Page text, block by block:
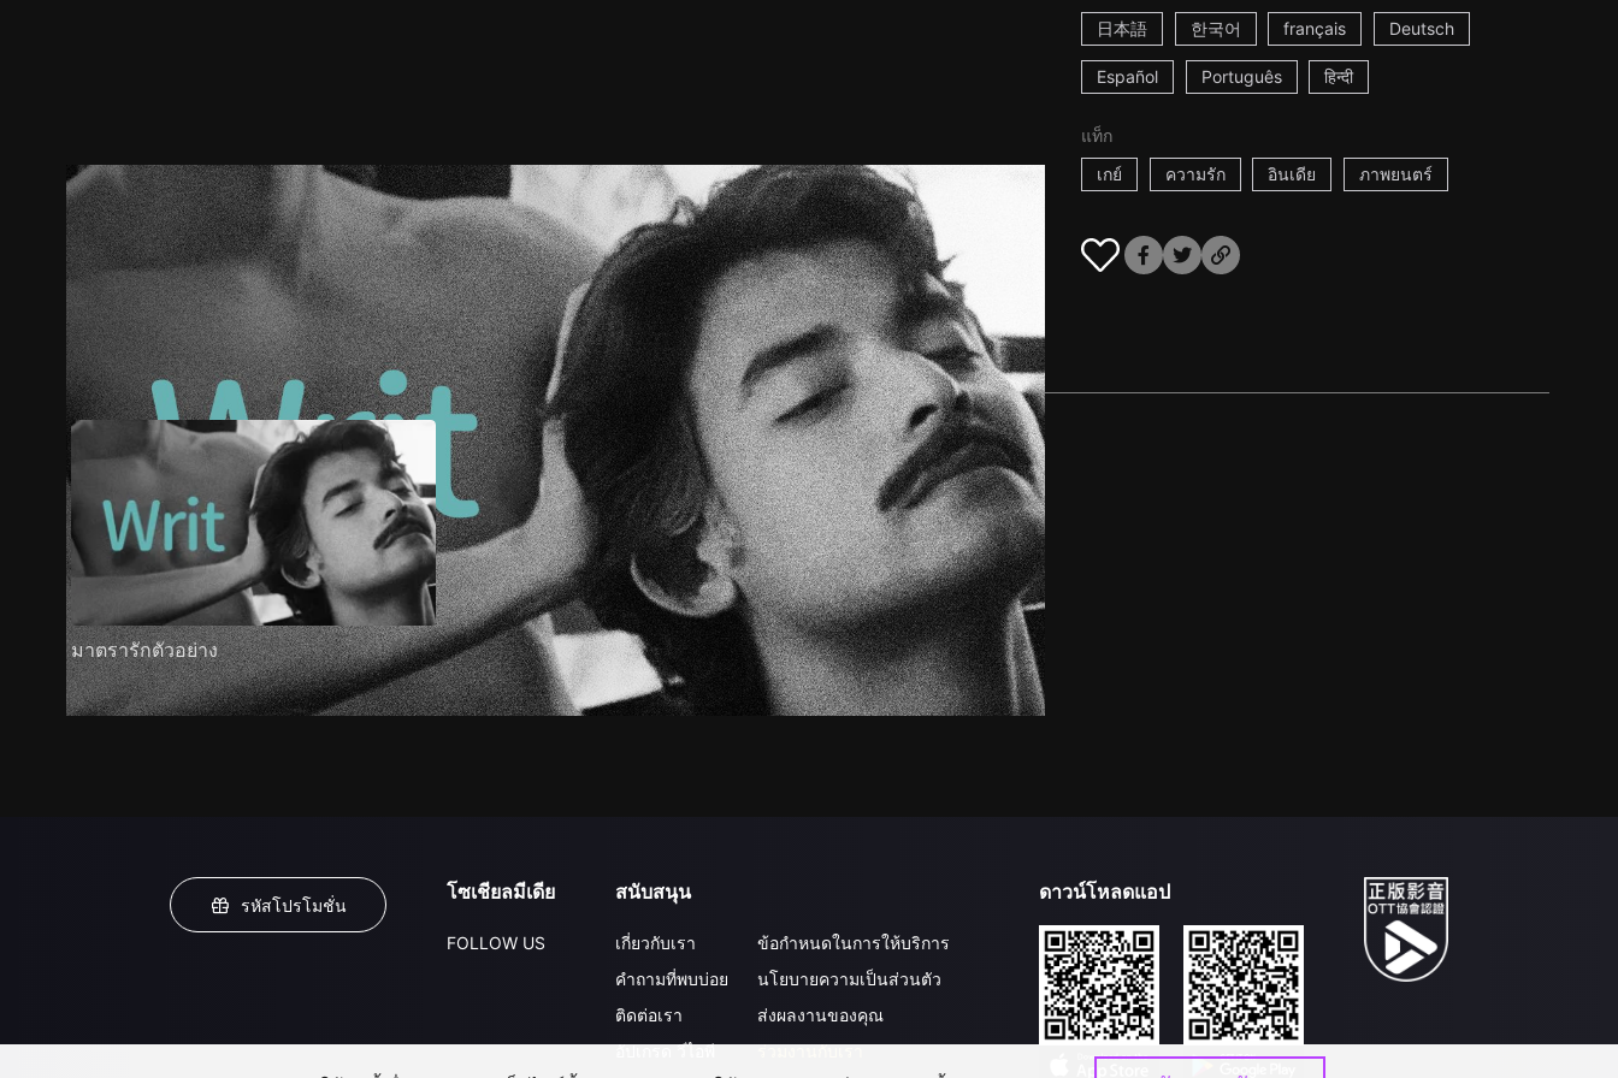
日本語 한국어 français Deutsch
Español Português हिन्दी
แท็ก
เกย์
ความรัก อินเดีย ภาพยนตร์
ตัวอย่าง ภาพนิ่ง เนื้อหาที่แนะนำ รายละเอียด
มาตรารักตัวอย่าง
รหัสโปรโมชั่น
โซเชียลมีเดีย
FOLLOW US
สนับสนุน
เกี่ยวกับเรา
คำถามที่พบบ่อย
ติดต่อเรา
อัปเกรด วีไอพี
ข้อกำหนดในการให้บริการ
นโยบายความเป็นส่วนตัว
ส่งผลงานของคุณ
ร่วมงานกับเรา
ดาวน์โหลดแอป